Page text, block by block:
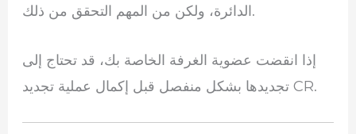
الدائرة، ولكن من المهم التحقق من ذلك.
إذا انقضت عضوية الغرفة الخاصة بك، قد تحتاج إلى
تجديدها بشكل منفصل قبل إكمال عملية تجديد CR.